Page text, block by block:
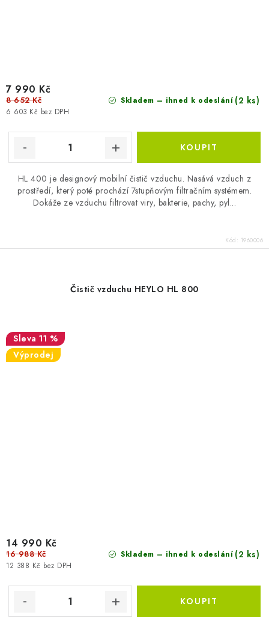
Skladem – ihned k odeslání (2 ks)
6 603 Kč bez DPH
7 990 Kč
8 652 Kč
HL 400 je designový mobilní čistič vzduchu. Nasává vzduch z
prostředí, který poté prochází 7stupňovým filtračním systémem.
Dokáže ze vzduchu filtrovat viry, bakterie, pachy, pyl...
Kód: 1960006
Čistič vzduchu HEYLO HL 800
11 %
Výprodej
Skladem – ihned k odeslání (2 ks)
12 388 Kč bez DPH
14 990 Kč
16 988 Kč